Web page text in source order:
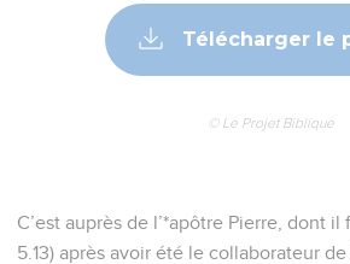
Télécharger le
© Le Projet Biblique
C’est auprès de l’*apôtre Pierre, dont il
5.13) après avoir été le collaborateur de